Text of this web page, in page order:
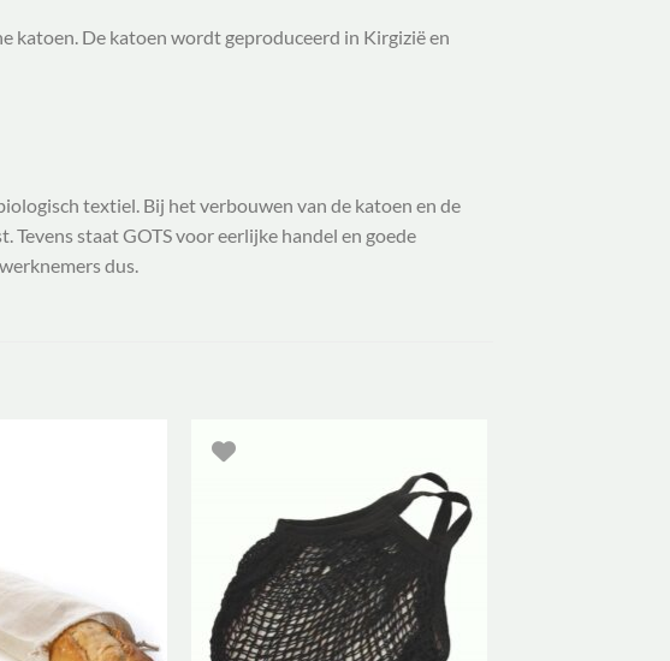
katoen. De katoen wordt geproduceerd in Kirgizië en
textiel. Bij het verbouwen van de katoen en de
staat GOTS voor eerlijke handel en goede
dus.